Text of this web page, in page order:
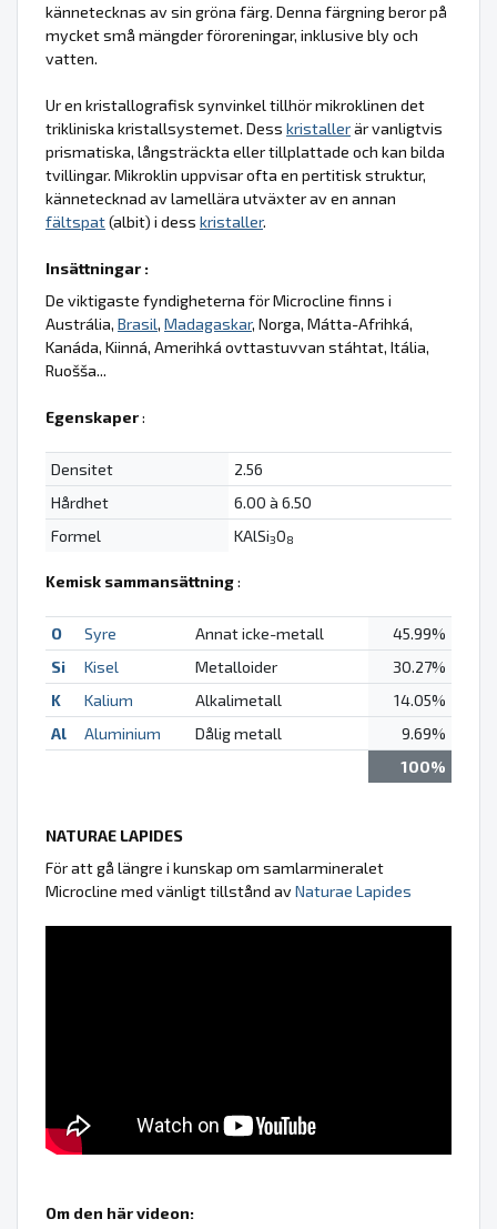
kännetecknas av sin gröna färg. Denna färgning beror på
mycket små mängder föroreningar, inklusive bly och
vatten.
Ur en kristallografisk synvinkel tillhör mikroklinen det
trikliniska kristallsystemet. Dess kristallerär vanligtvis
prismatiska, långsträckta eller tillplattade och kan bilda
tvillingar. Mikroklin uppvisar ofta en pertitisk struktur,
kännetecknad av lamellära utväxter av en annan
fältspat(albit) i dess kristaller.
Insättningar :
De viktigaste fyndigheterna för Microcline finns i
Austrália, Brasil, Madagaskar, Norga, Mátta-Afrihká,
Kanáda, Kiinná, Amerihká ovttastuvvan stáhtat, Itália,
Ruošša...
Egenskaper:
Densitet
2.56
Hårdhet
6.00 à 6.50
Formel
KAlSi3O8
Kemisk sammansättning:
O Syre Annat icke-metall
45.99%
Si
Kisel Metalloider
30.27%
K
Kalium Alkalimetall
14.05%
Al
Aluminium Dålig metall
9.69%
100%
NATURAE LAPIDES
För att gå längre i kunskap om samlarmineralet
Microcline med vänligt tillstånd avNaturae Lapides
Om den här videon: